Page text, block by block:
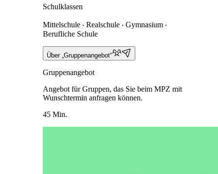
Schulklassen
Mittelschule ‧ Realschule ‧ Gymnasium ‧
Berufliche Schule
Über „Gruppenangebot“
Gruppenangebot
Angebot für Gruppen, das Sie beim MPZ mit
Wunschtermin anfragen können.
45 Min.